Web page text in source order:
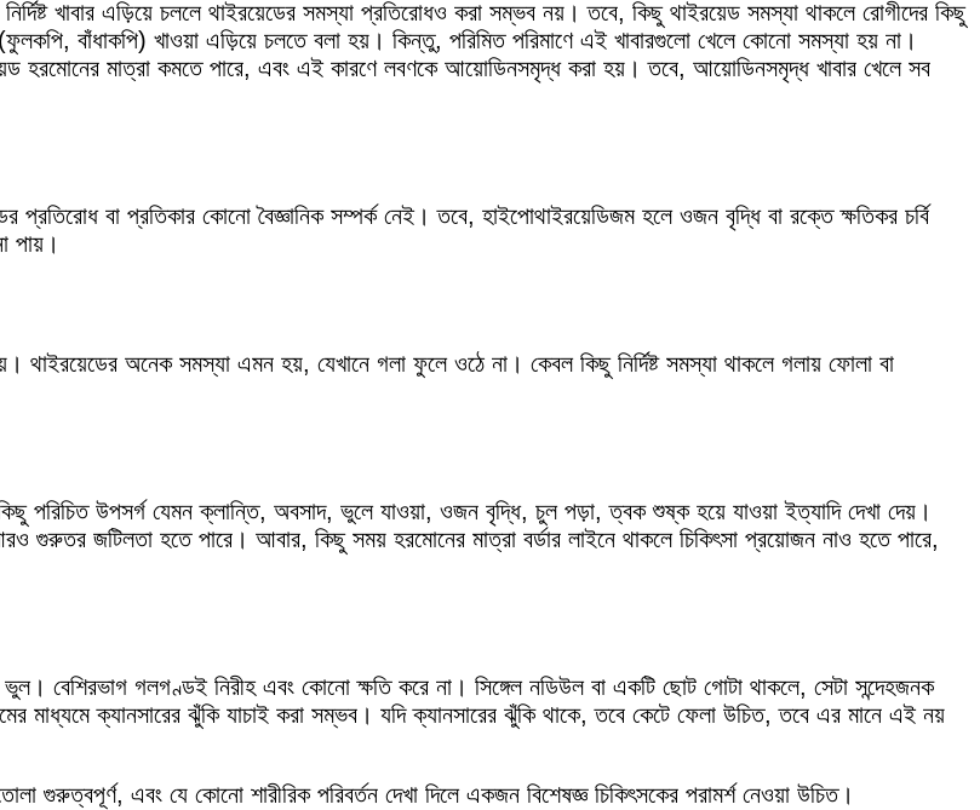
খাবার এড়িয়ে চললে থাইরয়েডের সমস্যা প্রতিরোধও করা সম্ভব নয়। তবে, কিছু থাইরয়েড সমস্যা থাকলে রোগীদের কিছু
বাঁধাকপি) খাওয়া এড়িয়ে চলতে বলা হয়। কিন্তু, পরিমিত পরিমাণে এই খাবারগুলো খেলে কোনো সমস্যা হয় না।
হরমোনের মাত্রা কমতে পারে, এবং এই কারণে লবণকে আয়োডিনসমৃদ্ধ করা হয়। তবে, আয়োডিনসমৃদ্ধ খাবার খেলে সব
প্রতিরোধ বা প্রতিকার কোনো বৈজ্ঞানিক সম্পর্ক নেই। তবে, হাইপোথাইরয়েডিজম হলে ওজন বৃদ্ধি বা রক্তে ক্ষতিকর চর্বি
পায়।
থাইরয়েডের অনেক সমস্যা এমন হয়, যেখানে গলা ফুলে ওঠে না। কেবল কিছু নির্দিষ্ট সমস্যা থাকলে গলায় ফোলা বা
পরিচিত উপসর্গ যেমন ক্লান্তি, অবসাদ, ভুলে যাওয়া, ওজন বৃদ্ধি, চুল পড়া, ত্বক শুষ্ক হয়ে যাওয়া ইত্যাদি দেখা দেয়।
গুরুতর জটিলতা হতে পারে। আবার, কিছু সময় হরমোনের মাত্রা বর্ডার লাইনে থাকলে চিকিৎসা প্রয়োজন নাও হতে পারে,
বেশিরভাগ গলগণ্ডই নিরীহ এবং কোনো ক্ষতি করে না। সিঙ্গেল নডিউল বা একটি ছোট গোটা থাকলে, সেটা সন্দেহজনক
মাধ্যমে ক্যানসারের ঝুঁকি যাচাই করা সম্ভব। যদি ক্যানসারের ঝুঁকি থাকে, তবে কেটে ফেলা উচিত, তবে এর মানে এই নয়
গুরুত্বপূর্ণ, এবং যে কোনো শারীরিক পরিবর্তন দেখা দিলে একজন বিশেষজ্ঞ চিকিৎসকের পরামর্শ নেওয়া উচিত।